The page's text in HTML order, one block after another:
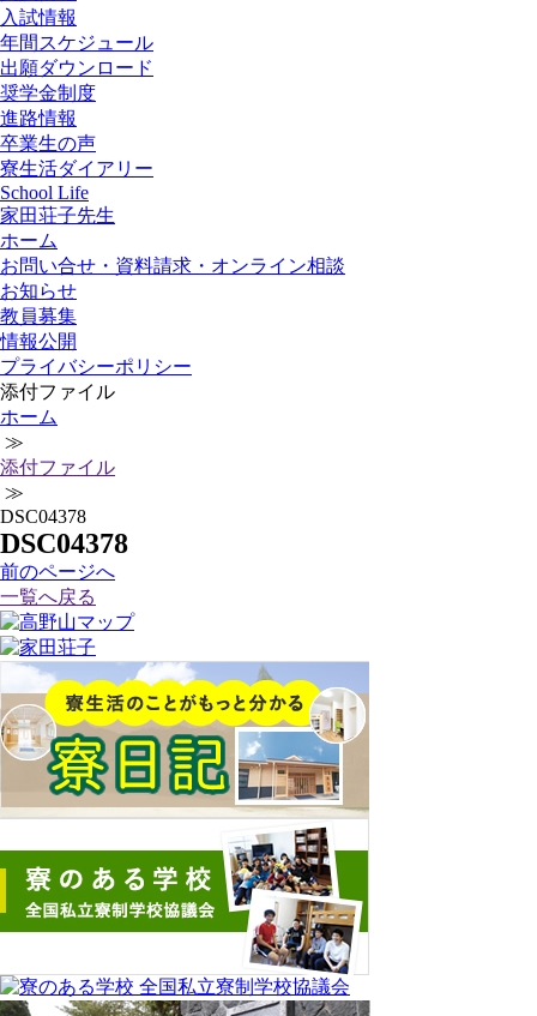
入試情報
年間スケジュール
出願ダウンロード
奨学金制度
進路情報
卒業生の声
寮生活ダイアリー
School Life
家田荘子先生
ホーム
お問い合せ・資料請求・オンライン相談
お知らせ
教員募集
情報公開
プライバシーポリシー
添付ファイル
ホーム
≫
添付ファイル
≫
DSC04378
DSC04378
前のページへ
一覧へ戻る